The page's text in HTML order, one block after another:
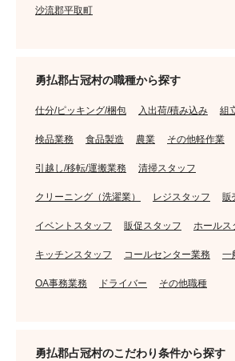
沙流郡平取町
勇払郡占冠村の職種から探す
仕分/ピッキング/梱包 入出荷/積み込み 組
検品業務 食品製造 農業 その他軽作業
引越し/移転/運搬業務 清掃スタッフ
クリーニング（洗濯業） レジスタッフ 販
イベントスタッフ 販促スタッフ ホールス
キッチンスタッフ コールセンター業務 一
OA事務業務 ドライバー その他職種
勇払郡占冠村のこだわり条件から探す